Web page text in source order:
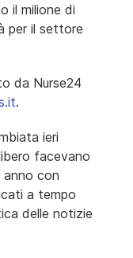
il milione di
per il settore
da Nurse24
.
ieri
facevano
anno con
a tempo
delle notizie